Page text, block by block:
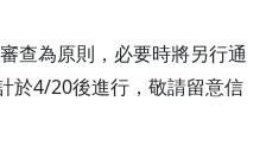
查為原則，必要時將另行通
於4/20後進行，敬請留意信